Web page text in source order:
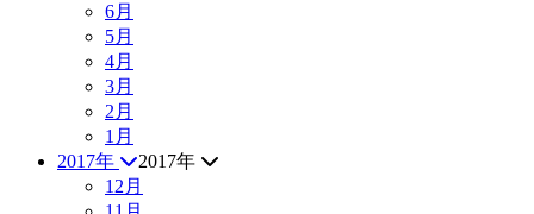
6月
5月
4月
3月
2月
1月
2017年
2017年
12月